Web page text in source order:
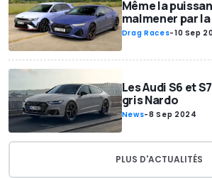
Même la
malmener par la
Drag Races-10 Sep
Les Audi S6 et
gris Nardo
News-8 Sep 2024
PLUS D'ACTUALITÉS